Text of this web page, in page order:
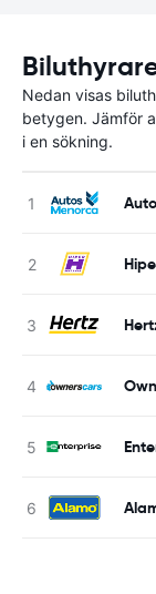
Nedan visas
betygen. Jämför
i en sökning.